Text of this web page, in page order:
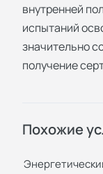
внутренней
испытаний
значительно
получение
Похожие